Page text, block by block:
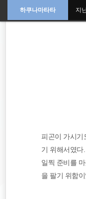
문
하쿠나마타타 지
피곤이 가시기
기 위해서였
일찍 준비를
을 팔기 위함이
검